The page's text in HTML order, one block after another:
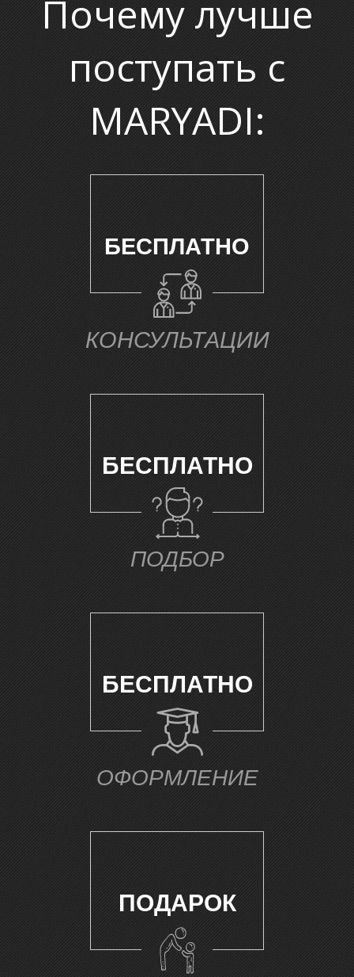
М
Е
Почему лучше
поступать с
MARYADI:
БЕСПЛАТНО
КОНСУЛЬТАЦИИ
БЕСПЛАТНО
ПОДБОР
БЕСПЛАТНО
ОФОРМЛЕНИЕ
ПОДАРОК